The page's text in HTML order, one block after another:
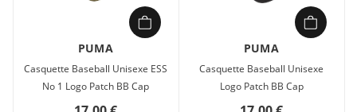
PUMA
Casquette Baseball Unisexe ESS
No 1 Logo Patch BB Cap
PUMA
Casquette Baseball Unisexe
Logo Patch BB Cap